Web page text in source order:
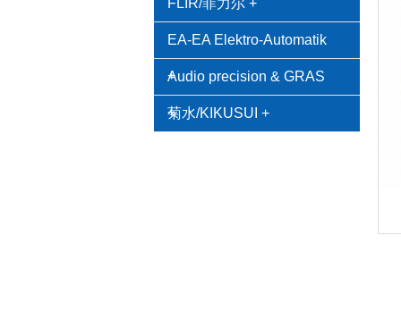
EA-EA Elektro-Automatik
+
Audio precision & GRAS
+
菊水/KIKUSUI +